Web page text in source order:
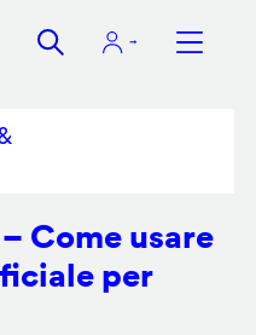
Come usare
per